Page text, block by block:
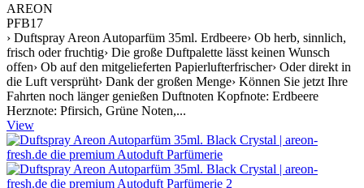
AREON
PFB17
› Duftspray Areon Autoparfüm 35ml. Erdbeere› Ob herb, sinnlich,
frisch oder fruchtig› Die große Duftpalette lässt keinen Wunsch
offen› Ob auf den mitgelieferten Papierlufterfrischer› Oder direkt in
die Luft versprüht› Dank der großen Menge› Können Sie jetzt Ihre
Fahrten noch länger genießen Duftnoten Kopfnote: Erdbeere
Herznote: Pfirsich, Grüne Noten,...
View